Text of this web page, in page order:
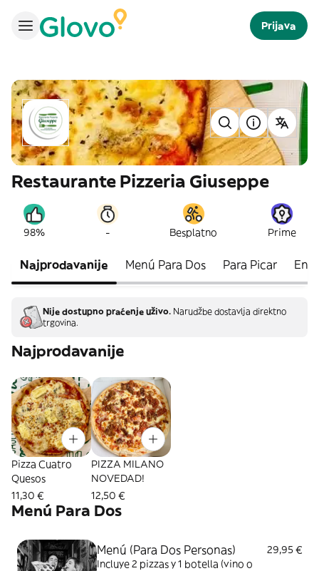
Prijava
Restaurante Pizzeria Giuseppe
98% - Besplatno Prime
Najprodavanije Menú Para Dos Para Picar
Nije dostupno praćenje uživo. Narudžbe dostavlja direktno
trgovina.
Najprodavanije
Pizza Cuatro
Quesos
11,30 €
PIZZA MILANO
NOVEDAD!
12,50 €
Menú Para Dos
Menú (Para Dos Personas)
29,95 €
Incluye 2 pizzas y 1 botella (vino o